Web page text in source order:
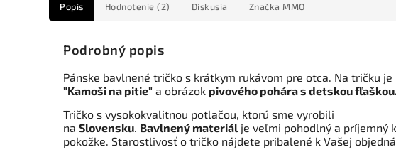
Popis Hodnotenie (2) Diskusia Značka MMO
Podrobný popis
Pánske bavlnené tričko s krátkym rukávom pre otca. Na tričku je
"Kamoši na pitie" a obrázok pivového pohára s detskou fľaškou.
Tričko s vysokokvalitnou potlačou, ktorú sme vyrobili
na Slovensku. Bavlnený materiál je veľmi pohodlný a príjemný k
pokožke. Starostlivosť o tričko nájdete pribalené k Vašej